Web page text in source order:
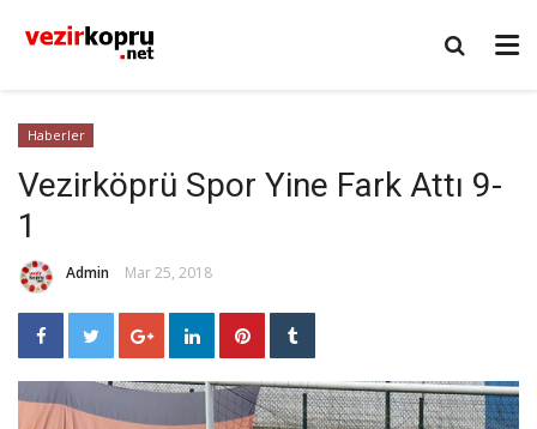
Haberler
Vezirköprü Spor Yine Fark Attı 9-
1
Admin Mar 25, 2018